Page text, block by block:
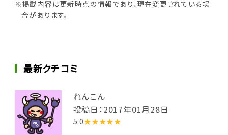
※掲載内容は更新時点の情報であり、現在変更されている場
合があります。
最新クチコミ
れんこん
投稿日：2017年01月28日
5.0★★★★★